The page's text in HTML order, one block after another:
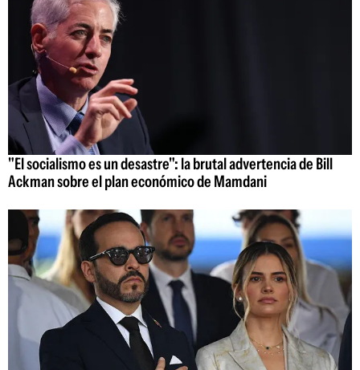
"El socialismo es un desastre": la brutal advertencia de Bill
Ackman sobre el plan económico de Mamdani